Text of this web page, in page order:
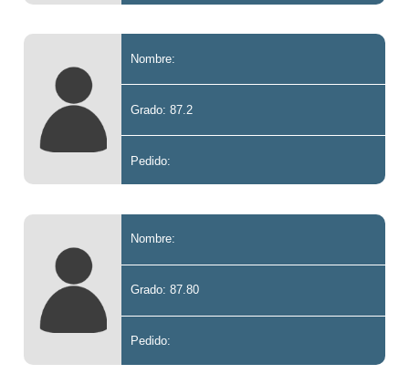
Nombre:
Grado: 87.2
Pedido:
Nombre:
Grado: 87.80
Pedido: